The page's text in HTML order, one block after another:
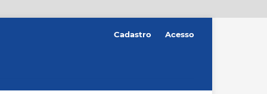
Cadastro Acesso